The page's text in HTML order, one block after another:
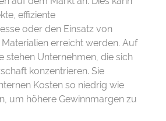
effiziente
oder den Einsatz von
erreicht werden. Auf
stehen Unternehmen, die sich
konzentrieren. Sie
Kosten so niedrig wie
um höhere Gewinnmargen zu